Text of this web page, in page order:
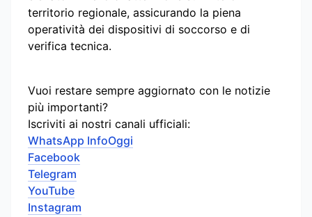
territorio regionale, assicurando la piena
operatività dei dispositivi di soccorso e di
verifica tecnica.
Vuoi restare sempre aggiornato con le notizie
più importanti?
Iscriviti ai nostri canali ufficiali:
WhatsApp InfoOggi
Facebook
Telegram
YouTube
Instagram